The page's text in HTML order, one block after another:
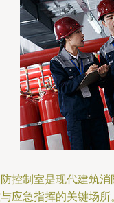
控制室是现代建筑
应急指挥的关键场